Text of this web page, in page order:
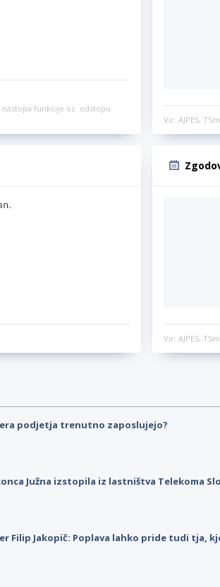
funkcije oz. odstopu
Vir: AJPES,
Vir: AJPES,
podjetja trenutno zaposlujejo?
Južna izstopila iz lastništva Telekoma
Filip Jakopič: Poplava lahko pride tudi tja,